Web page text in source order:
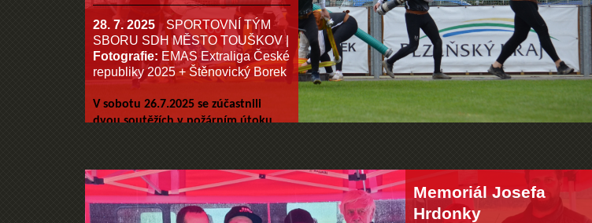
28. 7. 2025
SPORTOVNÍ TÝM
SBORU SDH MĚSTO TOUŠKOV |
Fotografie: EMAS Extraliga České
republiky 2025 + Štěnovický Borek
V sobotu 26.7.2025 se zúčastnili
dvou soutěžích v požárním útoku
Memoriál Josefa
Hrdonky